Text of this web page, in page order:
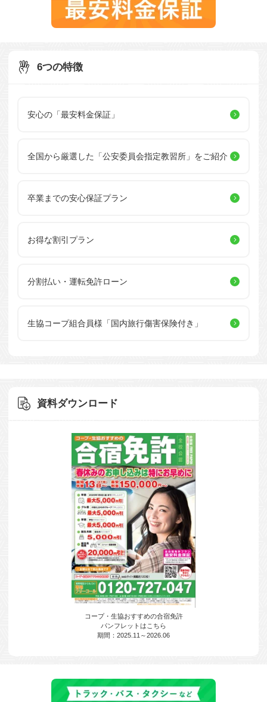
6つの特徴
安心の「最安料金保証」
全国から厳選した 「公安委員会指定教習所」をご紹介
卒業までの安心保証プラン
お得な割引プラン
分割払い・運転免許ローン
生協コープ組合員様 「国内旅行傷害保険付き」
資料ダウンロード
コープ・生協おすすめの合宿免許
パンフレットはこちら
期間：2025.11～2026.06